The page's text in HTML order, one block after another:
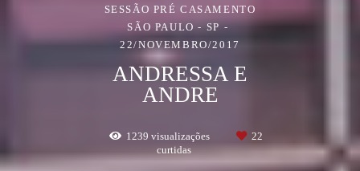
SESSÃO PRÉ CASAMENTO
SÃO PAULO - SP
22/NOVEMBRO/2017
ANDRESSA E
ANDRE
1239 visualizações
22
curtidas